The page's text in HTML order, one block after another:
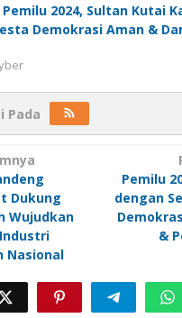
2024, Sultan Kutai
Demokrasi Aman &
Pada
Dukung
Wujudkan
Nasional
Pemilu
dengan
&